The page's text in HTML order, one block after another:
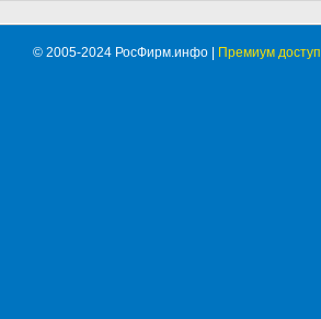
© 2005-2024 РосФирм.инфо | Премиум доступ